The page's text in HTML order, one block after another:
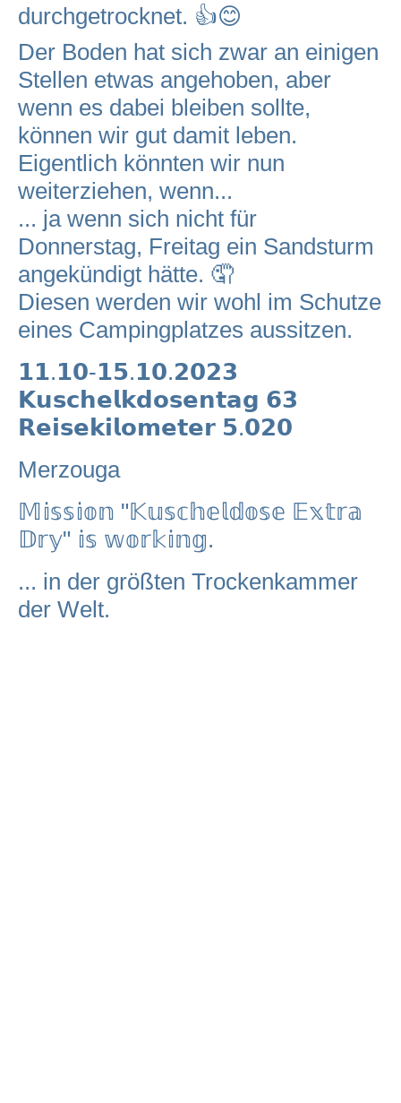
durchgetrocknet. 👍😊
Der Boden hat sich zwar an einigen
Stellen etwas angehoben, aber
wenn es dabei bleiben sollte,
können wir gut damit leben.
Eigentlich könnten wir nun
weiterziehen, wenn...
... ja wenn sich nicht für
Donnerstag, Freitag ein Sandsturm
angekündigt hätte. 🤦
Diesen werden wir wohl im Schutze
eines Campingplatzes aussitzen.
𝟭𝟭.𝟭𝟬-𝟭𝟱.𝟭𝟬.𝟮𝟬𝟮𝟯
𝗞𝘂𝘀𝗰𝗵𝗲𝗹𝗸𝗱𝗼𝘀𝗲𝗻𝘁𝗮𝗴 𝟲𝟯
𝗥𝗲𝗶𝘀𝗲𝗸𝗶𝗹𝗼𝗺𝗲𝘁𝗲𝗿 𝟱.𝟬𝟮𝟬
Merzouga
𝕄𝕚𝕤𝕤𝕚𝕠𝕟 "𝕂𝕦𝕤𝕔𝕙𝕖𝕝𝕕𝕠𝕤𝕖 𝔼𝕩𝕥𝕣𝕒
𝔻𝕣𝕪" 𝕚𝕤 𝕨𝕠𝕣𝕜𝕚𝕟𝕘.
... in der größten Trockenkammer
der Welt.